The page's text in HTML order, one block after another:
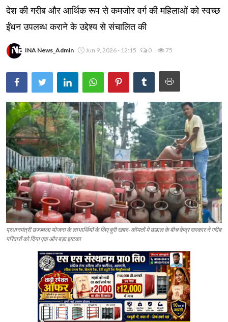
वायरल न्यूज़
देश की गरीब और आर्थिक रूप से कमजोर वर्ग की महिलाओं को स्वच्छ
ईंधन उपलब्ध कराने के उद्देश्य से संचालित की
INA News_Admin Jun 9, 2026 - 12:15 0 75
प्रधानमंत्री उज्ज्वला योजना के लाभार्थियों के लिए बुरी खबर- कीमतों में उछाल के बीच केंद्र सरकार ने गरीब
परिवारों को दिया एक और बड़ा झटका